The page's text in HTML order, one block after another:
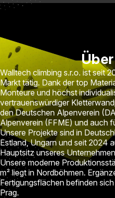
Walltech climbing s.r.o. ist seit
Markt tätig. Dank der top
Monteure und höchst
vertrauenswürdiger
den Deutschen Alpenverein
Alpenverein (FFME) und auch
Unsere Projekte sind in
Estland, Ungarn und seit 2024
Hauptsitz unseres
Unsere moderne
m² liegt in Nordböhmen.
Fertigungsflächen befinden
Prag.